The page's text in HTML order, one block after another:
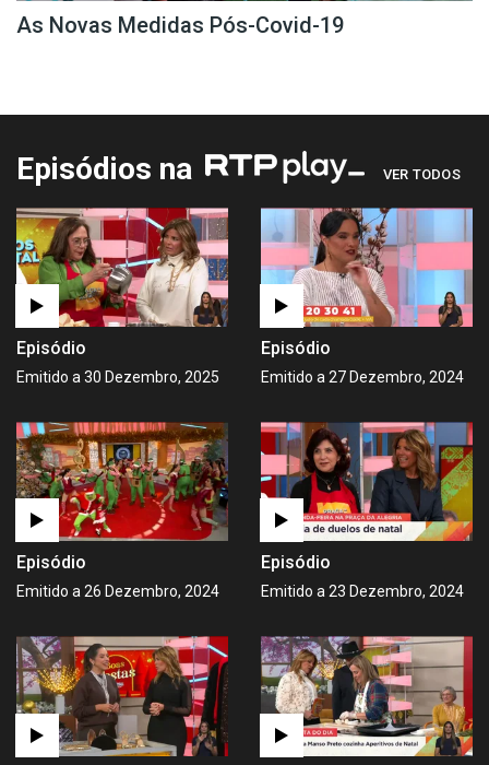
As Novas Medidas Pós-Covid-19
Episódios na VER TODOS
Episódio
Emitido a 30 Dezembro, 2025
Episódio
Emitido a 27 Dezembro, 2024
Episódio
Emitido a 26 Dezembro, 2024
Episódio
Emitido a 23 Dezembro, 2024